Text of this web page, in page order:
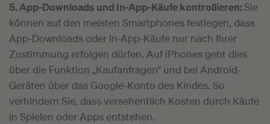
5. App-Downloads und In-App-Käufe kontrollieren:Sie
können auf den meisten Smartphones festlegen, dass
App-Downloads oder In-App-Käufe nur nach Ihrer
Zustimmung erfolgen dürfen. Auf iPhones geht dies
über die Funktion „Kaufanfragen“ und bei Android-
Geräten über das Google-Konto des Kindes. So
verhindern Sie, dass versehentlich Kosten durch Käufe
in Spielen oder Apps entstehen.